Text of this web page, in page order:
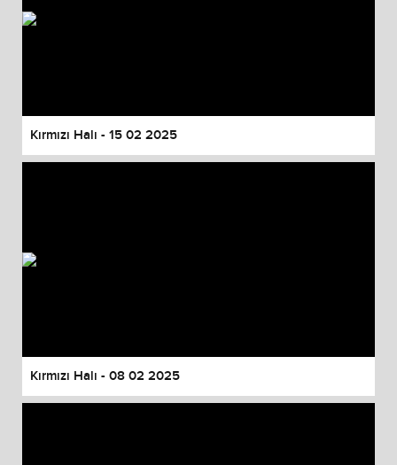
Kırmızı Halı - 15 02 2025
Kırmızı Halı - 08 02 2025